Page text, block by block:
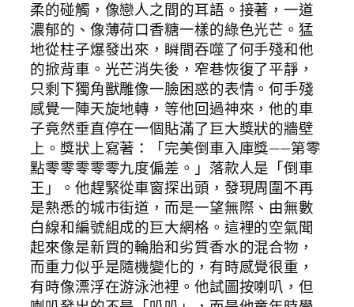
柔的碰觸，像戀人之間的耳語。接著，一道
濃郁的、像薄荷口香糖一樣的綠色光芒。猛
地從柱子爆發出來，瞬間吞噬了何手殘和他
的掀背車。光芒消失後，窄巷恢復了平靜，
只剩下獨角獸雕像一臉困惑的表情。何手殘
感覺一陣天旋地轉，等他回過神來，他的車
子竟然垂直停在一個貼滿了巨大獎狀的牆壁
上。獎狀上寫著：「完美倒車入庫獎——第零
點零零零零零九度偏差。」落款人是「倒車
王」。他趕緊從車窗探出頭，發現周圍不再
是熟悉的城市街道，而是一望無際、由無數
白線和編號組成的巨大網格。這裡的空氣聞
起來像是新買的輪胎和劣質香水的混合物，
而重力似乎是隨機變化的，有時感覺很重，
有時像漂浮在游泳池裡。他試圖按喇叭，但